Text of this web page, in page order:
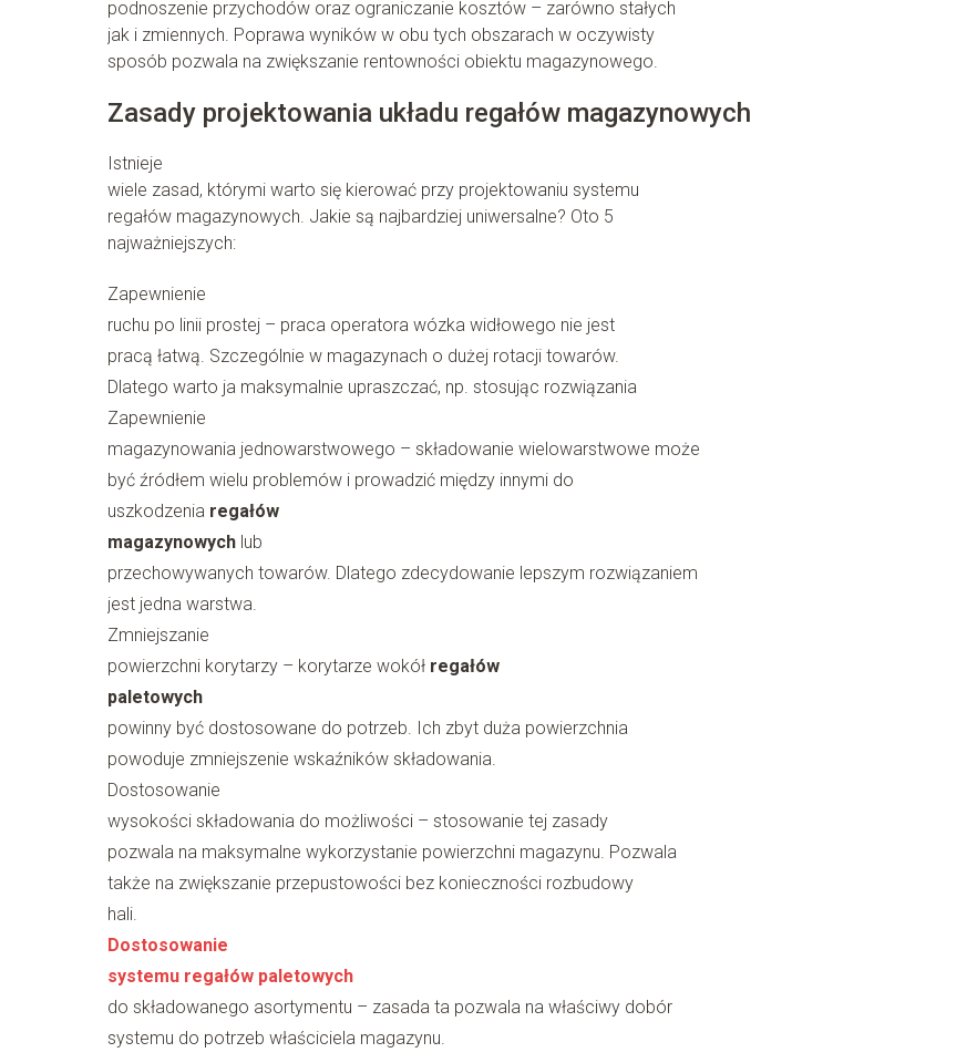
podnoszenie przychodów oraz ograniczanie kosztów – zarówno stałych
jak i zmiennych. Poprawa wyników w obu tych obszarach w oczywisty
sposób pozwala na zwiększanie rentowności obiektu magazynowego.
Zasady projektowania układu regałów magazynowych
Istnieje
wiele zasad, którymi warto się kierować przy projektowaniu systemu
regałów magazynowych. Jakie są najbardziej uniwersalne? Oto 5
najważniejszych:
Zapewnienie
ruchu po linii prostej – praca operatora wózka widłowego nie jest
pracą łatwą. Szczególnie w magazynach o dużej rotacji towarów.
Dlatego warto ja maksymalnie upraszczać, np. stosując rozwiązania
Zapewnienie
magazynowania jednowarstwowego – składowanie wielowarstwowe może
być źródłem wielu problemów i prowadzić między innymi do
uszkodzenia regałów
magazynowych lub
przechowywanych towarów. Dlatego zdecydowanie lepszym rozwiązaniem
jest jedna warstwa.
Zmniejszanie
powierzchni korytarzy – korytarze wokół regałów
paletowych
powinny być dostosowane do potrzeb. Ich zbyt duża powierzchnia
powoduje zmniejszenie wskaźników składowania.
Dostosowanie
wysokości składowania do możliwości – stosowanie tej zasady
pozwala na maksymalne wykorzystanie powierzchni magazynu. Pozwala
także na zwiększanie przepustowości bez konieczności rozbudowy
hali.
Dostosowanie
systemu regałów paletowych
do składowanego asortymentu – zasada ta pozwala na właściwy dobór
systemu do potrzeb właściciela magazynu.